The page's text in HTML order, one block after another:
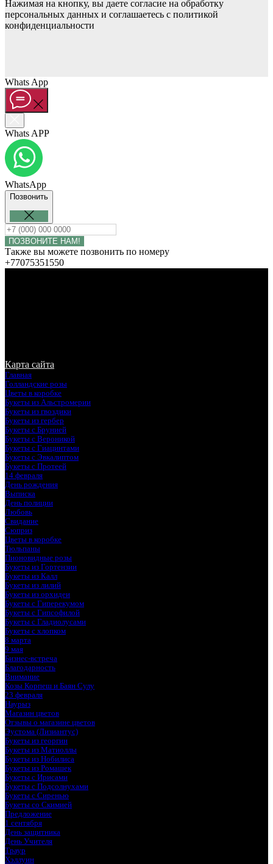
Нажимая на кнопку, вы даете согласие на обработку
персональных данных и соглашаетесь c политикой
конфиденциальности
Whats App
Whats APP
WhatsApp
Позвонить
ПОЗВОНИТЕ НАМ!
Также вы можете позвонить по номеру
+77075351550
Карта сайта
Главная
Голландские розы
Цветы в коробке
Букеты из Альстромерии
Букеты из гвоздики
Букеты из гербер
Букеты с Брунией
Букеты с Вероникой
Букеты с Гиацинтами
Букеты с Эвкалиптом
Букеты с Протеей
14 февраля
День рождения
Выписка
День полиции
Любовь
Свидание
Сюприз
Цветы в коробке
Тюльпаны
Пионовидные розы
Букеты из Гортензии
Букеты из Калл
Букеты из лилий
Букеты из орхидеи
Букеты с Гиперекумом
Букеты с Гипсофилой
Букеты с Гладиолусами
Букеты с хлопком
8 марта
9 мая
Бизнес-встреча
Благодарность
Внимание
Козы Корпеш и Баян Сулу
23 февраля
Наурыз
Магазин цветов
Отзывы о магазине цветов
Эустома (Лизиантус)
Букеты из георгин
Букеты из Матиоллы
Букеты из Нобилиса
Букеты из Ромашек
Букеты с Ирисами
Букеты с Подсолнухами
Букеты с Сиренью
Букеты со Скимией
Предложение
1 сентября
День защитника
День Учителя
Траур
Хэллуин